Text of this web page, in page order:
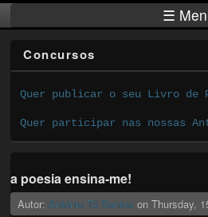
☰
Concursos
Quer publicar o seu Livro de
Quer participar nas nossas
a poesia ensina-me!
Autor:António Tê Santos onThursday,